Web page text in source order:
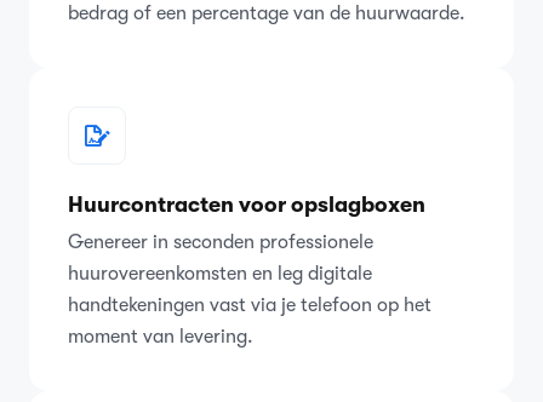
bedrag of een percentage van de huurwaarde.
Huurcontracten voor opslagboxen
Genereer in seconden professionele
huurovereenkomsten en leg digitale
handtekeningen vast via je telefoon op het
moment van levering.